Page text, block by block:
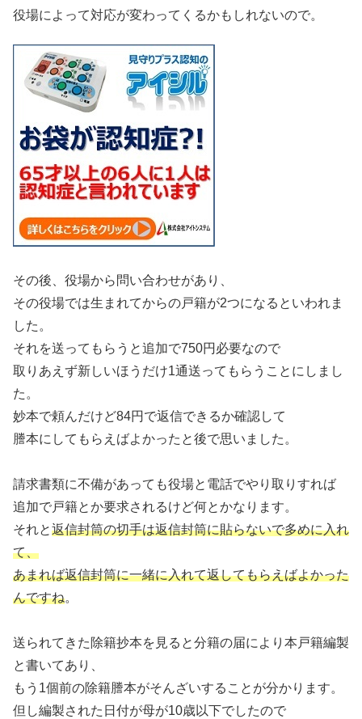
役場によって対応が変わってくるかもしれないので。
その後、役場から問い合わせがあり、
その役場では生まれてからの戸籍が2つになるといわれま
した。
それを送ってもらうと追加で750円必要なので
取りあえず新しいほうだけ1通送ってもらうことにしまし
た。
妙本で頼んだけど84円で返信できるか確認して
謄本にしてもらえばよかったと後で思いました。
請求書類に不備があっても役場と電話でやり取りすれば
追加で戸籍とか要求されるけど何とかなります。
それと返信封筒の切手は返信封筒に貼らないで多めに入れ
て、
あまれば返信封筒に一緒に入れて返してもらえばよかった
んですね。
送られてきた除籍抄本を見ると分籍の届により本戸籍編製
と書いてあり、
もう1個前の除籍謄本がそんざいすることが分かります。
但し編製された日付が母が10歳以下でしたので